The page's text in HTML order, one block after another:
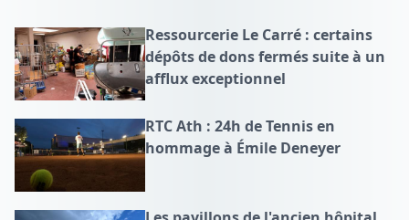
Ressourcerie Le Carré : certains
dépôts de dons fermés suite à un
afflux exceptionnel
RTC Ath : 24h de Tennis en
hommage à Émile Deneyer